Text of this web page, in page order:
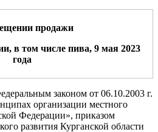
продажи
в том числе пива, 9 мая 2023
года
законом от 06.10.2003 г.
организации местного
Федерации», приказом
развития Курганской области